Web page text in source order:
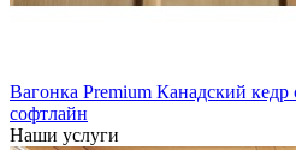
Вагонка Premium Канадский
софтлайн
Наши услуги